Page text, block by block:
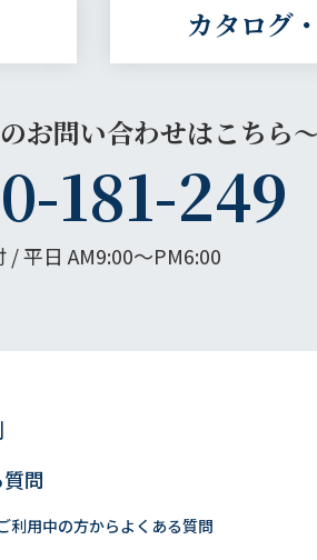
カタログ
お問い合わせはこちら
181-249
/ 平日 AM9:00〜PM6:00
問
利用中の方からよくある質問